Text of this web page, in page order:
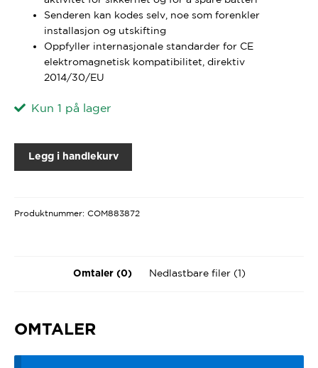
Senderen kan kodes selv, noe som forenkler
installasjon og utskifting
Oppfyller internasjonale standarder for CE
elektromagnetisk kompatibilitet, direktiv
2014/30/EU
Kun 1 på lager
Legg i handlekurv
Produktnummer: COM883872
Omtaler (0) Nedlastbare filer (1)
OMTALER